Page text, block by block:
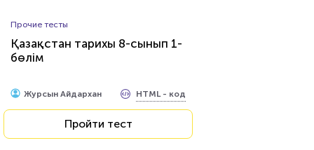
Прочие тесты
Қазақстан тарихы 8-сынып 1-
бөлім
Журсын Айдархан HTML - код
Пройти тест